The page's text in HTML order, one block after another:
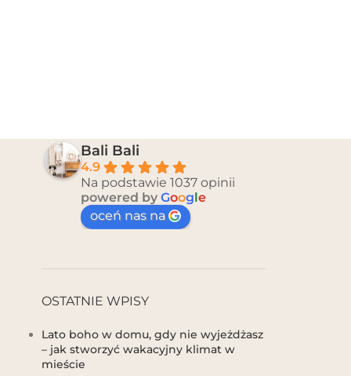
Bali Bali
4.9
Na podstawie 1037 opinii
powered by Google
oceń nas na
OSTATNIE WPISY
Lato boho w domu, gdy nie wyjeżdżasz
– jak stworzyć wakacyjny klimat w
mieście